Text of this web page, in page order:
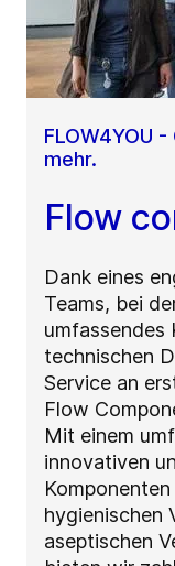
FLOW4YOU
mehr.
Flow
Dank eines
Teams, bei
umfassendes
technischen
Service an
Flow
Mit einem
innovativen
hygienischen
aseptischen